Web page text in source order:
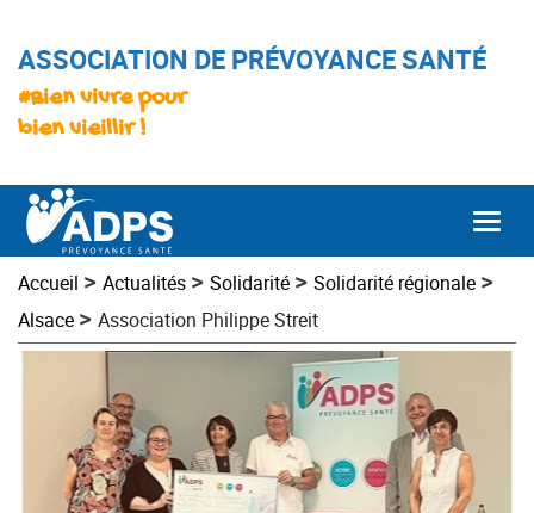
ASSOCIATION DE PRÉVOYANCE SANTÉ
#Bien vivre pour
bien vieillir !
Accueil > Actualités > Solidarité > Solidarité régionale >
Alsace > Association Philippe Streit